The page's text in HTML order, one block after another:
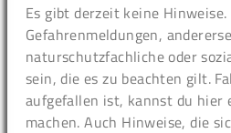
Es gibt derzeit keine
Gefahrenmeldungen,
naturschutzfachliche oder
sein, die es zu beachten gilt.
aufgefallen ist, kannst du hier
machen. Auch Hinweise, die